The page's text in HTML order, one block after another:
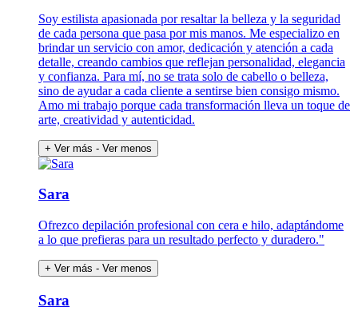
Soy estilista apasionada por resaltar la belleza y la seguridad
de cada persona que pasa por mis manos. Me especializo en
brindar un servicio con amor, dedicación y atención a cada
detalle, creando cambios que reflejan personalidad, elegancia
y confianza. Para mí, no se trata solo de cabello o belleza,
sino de ayudar a cada cliente a sentirse bien consigo mismo.
Amo mi trabajo porque cada transformación lleva un toque de
arte, creatividad y autenticidad.
+ Ver más - Ver menos
Sara
Ofrezco depilación profesional con cera e hilo, adaptándome
a lo que prefieras para un resultado perfecto y duradero."
+ Ver más - Ver menos
Sara